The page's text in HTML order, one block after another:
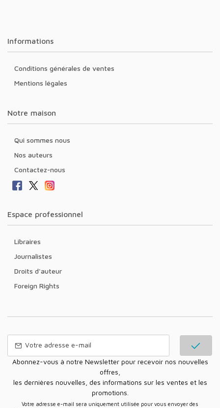
Informations
Conditions générales de ventes
Mentions légales
Notre maison
Qui sommes nous
Nos auteurs
Contactez-nous
Espace professionnel
Libraires
Journalistes
Droits d'auteur
Foreign Rights
Abonnez-vous à notre Newsletter pour recevoir nos nouvelles
offres,
les dernières nouvelles, des informations sur les ventes et les
promotions.
Votre adresse e-mail sera uniquement utilisée pour vous envoyer des